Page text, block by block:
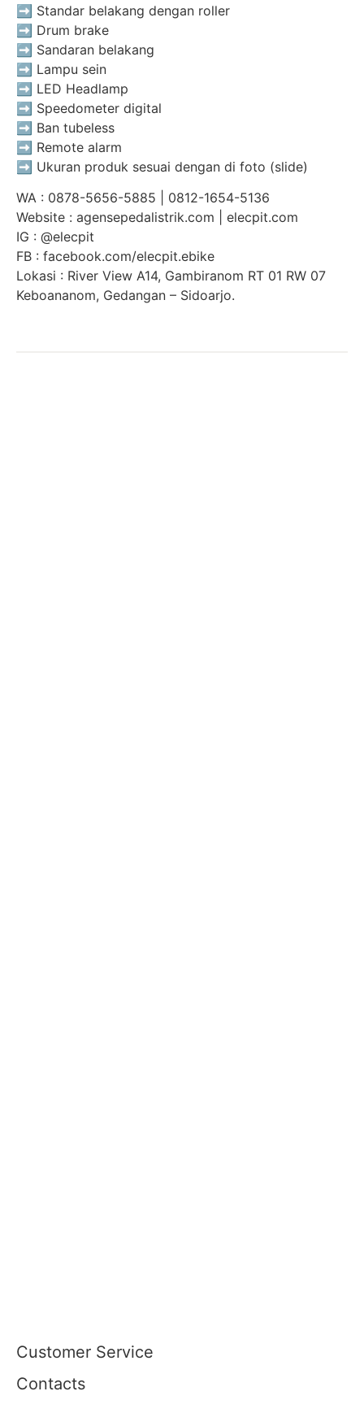
➡️ Standar belakang dengan roller
➡️ Drum brake
➡️ Sandaran belakang
➡️ Lampu sein
➡️ LED Headlamp
➡️ Speedometer digital
➡️ Ban tubeless
➡️ Remote alarm
➡️ Ukuran produk sesuai dengan di foto (slide)
WA : 0878-5656-5885 | 0812-1654-5136
Website : agensepedalistrik.com | elecpit.com
IG : @elecpit
FB : facebook.com/elecpit.ebike
Lokasi : River View A14, Gambiranom RT 01 RW 07
Keboananom, Gedangan – Sidoarjo.
Customer Service
Contacts